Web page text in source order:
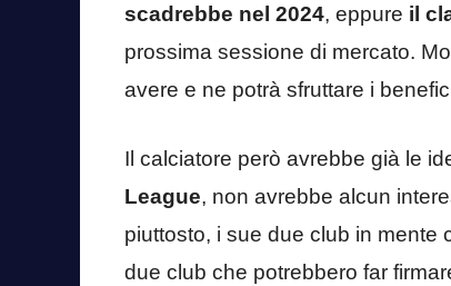
scadrebbe nel 2024, eppure il
prossima sessione di mercato.
avere e ne potrà sfruttare i
Il calciatore però avrebbe già le
League, non avrebbe alcun
piuttosto, i sue due club in mente
due club che potrebbero far